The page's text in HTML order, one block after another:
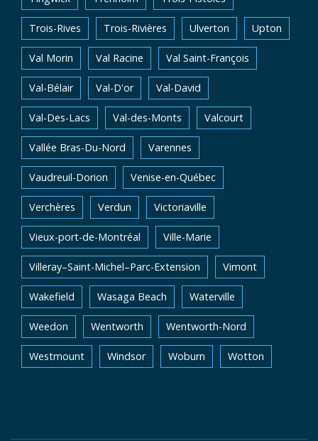
Trois-Rives Trois-Rivières Ulverton Upton
Val Morin Val Racine Val Saint-François
Val-Bélair Val-D'or Val-David
Val-Des-Lacs Val-des-Monts Valcourt
Vallée Bras-Du-Nord Varennes
Vaudreuil-Dorion Venise-en-Québec
Verchères Verdun Victoriaville
Vieux-port-de-Montréal Ville-Marie
Villeray–Saint-Michel–Parc-Extension Vimont
Wakefield Wasaga Beach Waterville
Weedon Wentworth Wentworth-Nord
Westmount Windsor Woburn Wotton